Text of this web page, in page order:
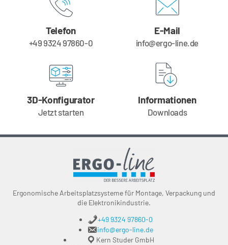
Telefon
+49 9324 97860-0
E-Mail
info@ergo-line.de
3D-Konfigurator
Jetzt starten
Informationen
Downloads
Ergonomische Arbeitsplatzsysteme für Montage, Verpackung und
die Elektronikindustrie.
+49 9324 97860-0
info@ergo-line.de
Kern Studer GmbH